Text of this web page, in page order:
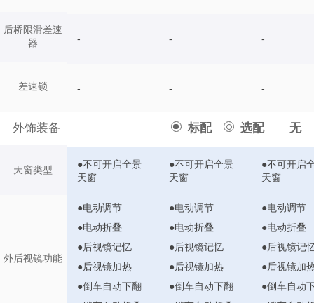
后桥限滑差速
器
差速锁
外饰装备 标配 选配 无
天窗类型
外后视镜功能
- - -
- - -
●不可开启全景
天窗
●不可开启全景
天窗
●不可开启
天窗
●电动调节
●电动折叠
●后视镜记忆
●后视镜加热
●倒车自动下翻
●电动调节
●电动折叠
●后视镜记忆
●后视镜加热
●倒车自动下翻
●电动调节
●电动折叠
●后视镜记
●后视镜加
●倒车自动